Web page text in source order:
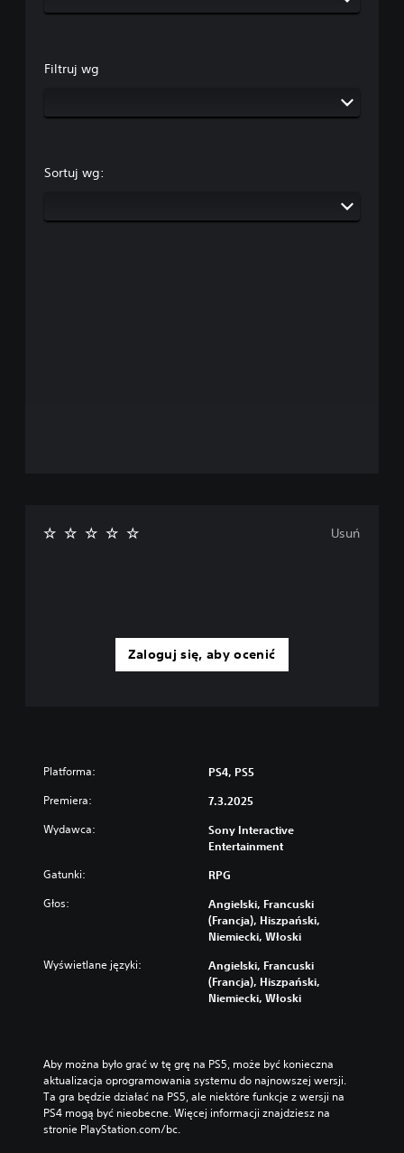
Filtruj wg
Sortuj wg:
Zaloguj się, aby ocenić
Usuń
Platforma: PS4, PS5
Premiera: 7.3.2025
Wydawca:
Sony Interactive
Entertainment
Gatunki: RPG
Głos:
Angielski, Francuski
(Francja), Hiszpański,
Niemiecki, Włoski
Wyświetlane języki:
Angielski, Francuski
(Francja), Hiszpański,
Niemiecki, Włoski
Aby można było grać w tę grę na PS5, może być konieczna
aktualizacja oprogramowania systemu do najnowszej wersji.
Ta gra będzie działać na PS5, ale niektóre funkcje z wersji na
PS4 mogą być nieobecne. Więcej informacji znajdziesz na
stronie PlayStation.com/bc.